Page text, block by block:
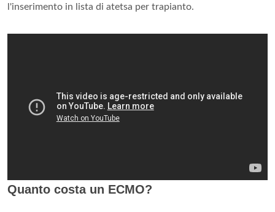
l'inserimento in lista di atetsa per trapianto.
Quanto costa un ECMO?